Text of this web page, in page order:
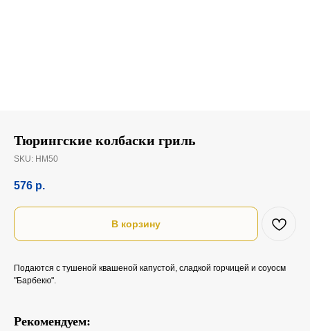
Тюрингские колбаски гриль
SKU: НМ50
576 р.
В корзину
Подаются с тушеной квашеной капустой, сладкой горчицей и соуосм
"Барбекю".
Рекомендуем: